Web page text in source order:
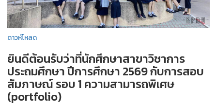
ดาวห์โหลด
ยินดีต้อนรับว่าที่นักศึกษาสาขาวิชาการ
ประถมศึกษา ปีการศึกษา 2569 กับการสอบ
สัมภาษณ์ รอบ 1 ความสามารถพิเศษ
(portfolio)